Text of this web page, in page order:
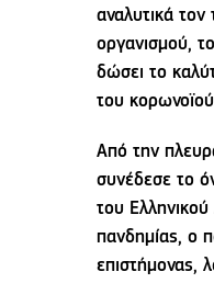
αναλυτικά τον
οργανισμού,
δώσει το
του
Από την
συνέδεσε το
του
πανδημίας, ο
επιστήμονας,